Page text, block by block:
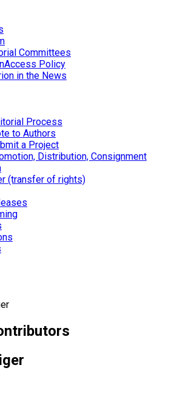
Committees
Policy
in the News
Process
to Authors
a Project
Distribution, Consignment
(transfer of rights)